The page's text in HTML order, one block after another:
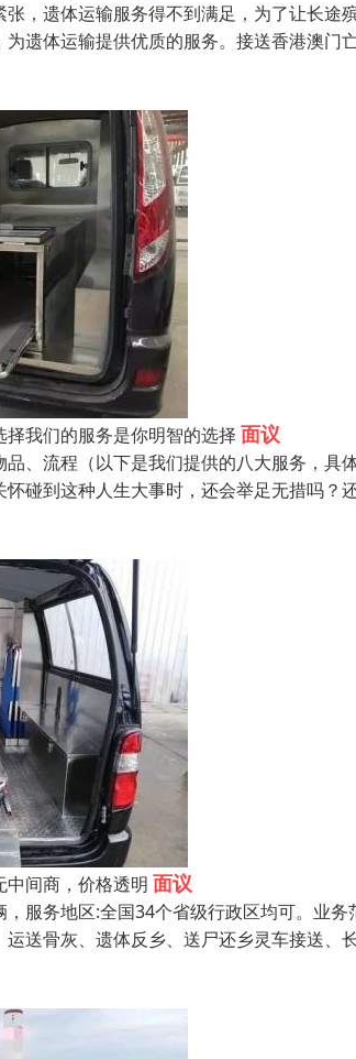
，遗体运输服务得不到满足，为了让长
遗体运输提供优质的服务。接送香港澳门
我们的服务是你明智的选择 面议
、流程（以下是我们提供的八大服务，
碰到这种人生大事时，还会举足无措吗
间商，价格透明 面议
服务地区:全国34个省级行政区均可。业
送骨灰、遗体反乡、送尸还乡灵车接送、